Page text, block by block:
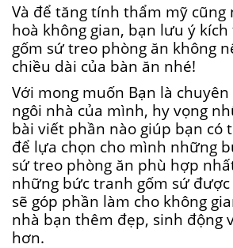
Và để tăng tính thẩm mỹ cũng
hoà không gian, bạn lưu ý
gốm sứ treo phòng ăn không
chiều dài của bàn ăn nhé!
Với mong muốn Bạn là
ngôi nhà của mình, hy vọng
bài viết phần nào giúp bạn có
để lựa chọn cho mình những
sứ treo phòng ăn phù hợp
những bức tranh gốm sứ
sẽ góp phần làm cho không
nhà bạn thêm đẹp, sinh động
hơn.